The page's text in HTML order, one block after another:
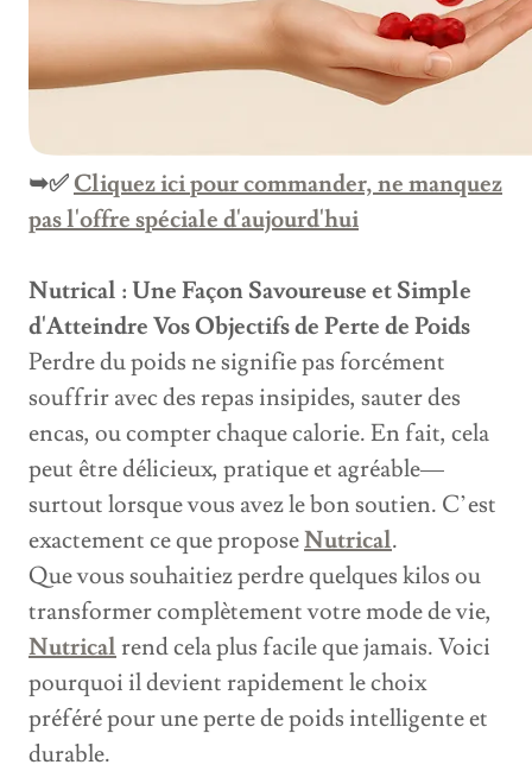
➥✅Cliquez ici pour commander, ne manquez
pas l'offre spéciale d'aujourd'hui
Nutrical : Une Façon Savoureuse et Simple
d'Atteindre Vos Objectifs de Perte de Poids
Perdre du poids ne signifie pas forcément
souffrir avec des repas insipides, sauter des
encas, ou compter chaque calorie. En fait, cela
peut être délicieux, pratique et agréable—
surtout lorsque vous avez le bon soutien. C’est
exactement ce que proposeNutrical.
Que vous souhaitiez perdre quelques kilos ou
transformer complètement votre mode de vie,
Nutricalrend cela plus facile que jamais. Voici
pourquoi il devient rapidement le choix
préféré pour une perte de poids intelligente et
durable.